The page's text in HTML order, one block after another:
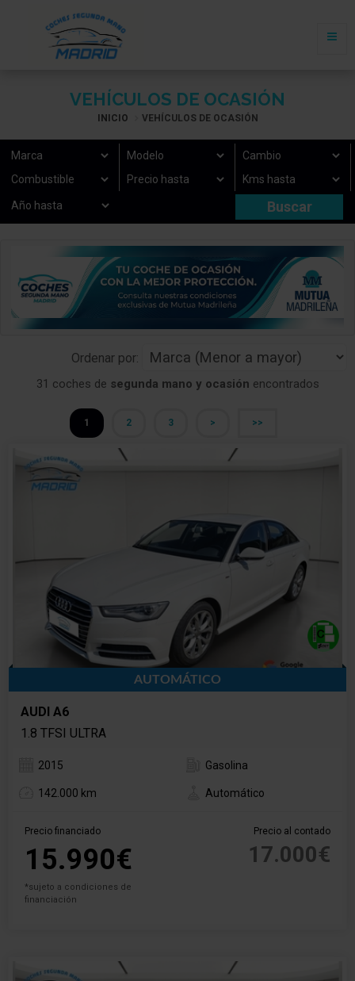
VEHÍCULOS DE OCASIÓN
INICIO VEHÍCULOS DE OCASIÓN
Ordenar por:
31 coches de segunda mano y ocasión encontrados
1 2 3 > >>
AUTOMÁTICO
AUDI A6
1.8 TFSI ULTRA
2015 Gasolina
142.000 km Automático
Precio financiado
15.990€
*sujeto a condiciones de
financiación
Precio al contado
17.000€